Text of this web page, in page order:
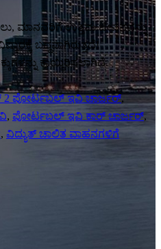
ಮಾನವರಿಗೆ ಉತ್ತಮ ಜೀವನವನ್ನು
ಬದ್ಧವಾಗಿರುತ್ತದೆ!
ಕಾಯ್ದಿರಿಸಲಾಗಿದೆ.
ಪೋರ್ಟಬಲ್ ಇವಿ ಚಾರ್ಜರ್,
, ಪೋರ್ಟಬಲ್ ಇವಿ ಕಾರ್ ಚಾರ್ಜರ್,
, ವಿದ್ಯುತ್ ಚಾಲಿತ ವಾಹನಗಳಿಗೆ